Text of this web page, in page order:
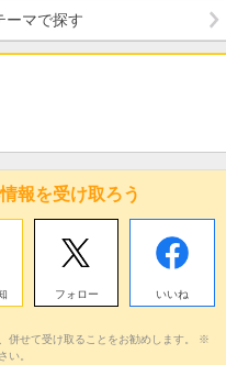
ーマで探す
報を受け取ろう
フォロー いいね
併せて受け取ることをお勧めします。 ※
い。